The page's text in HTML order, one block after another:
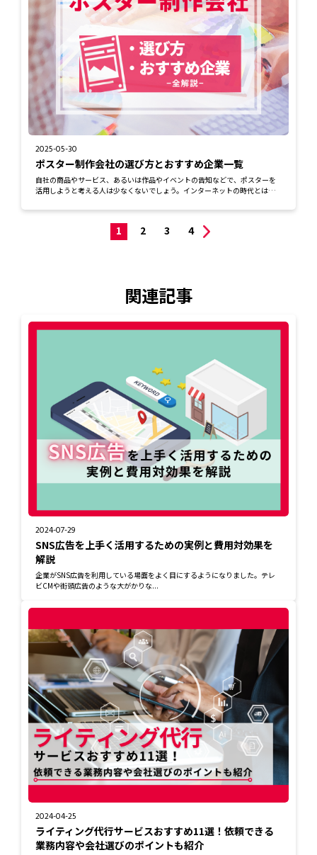
2025-05-30
ポスター制作会社の選び方とおすすめ企業一覧
自社の商品やサービス、あるいは作品やイベントの告知などで、ポスターを
活用しようと考える人は少なくないでしょう。インターネットの時代とはい
1 2 3 4
関連記事
2024-07-29
SNS広告を上手く活用するための実例と費用対効果を
解説
企業がSNS広告を利用している場面をよく目にするようになりました。テレ
ビCMや街頭広告のような大がかりな...
2024-04-25
ライティング代行サービスおすすめ11選！依頼できる
業務内容や会社選びのポイントも紹介